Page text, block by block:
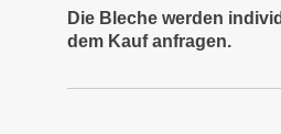
Die Bleche werden
dem Kauf anfragen.